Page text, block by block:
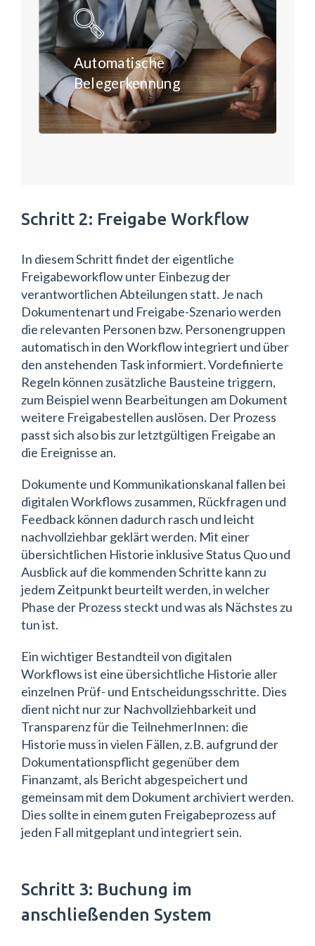
Automatische
Belegerkennung
ZUR SEITE
Schritt 2: Freigabe Workflow
In diesem Schritt findet der eigentliche
Freigabeworkflow unter Einbezug der
verantwortlichen Abteilungen statt. Je nach
Dokumentenart und Freigabe-Szenario werden
die relevanten Personen bzw. Personengruppen
automatisch in den Workflow integriert und über
den anstehenden Task informiert. Vordefinierte
Regeln können zusätzliche Bausteine triggern,
zum Beispiel wenn Bearbeitungen am Dokument
weitere Freigabestellen auslösen. Der Prozess
passt sich also bis zur letztgültigen Freigabe an
die Ereignisse an.
Dokumente und Kommunikationskanal fallen bei
digitalen Workflows zusammen, Rückfragen und
Feedback können dadurch rasch und leicht
nachvollziehbar geklärt werden. Mit einer
übersichtlichen Historie inklusive Status Quo und
Ausblick auf die kommenden Schritte kann zu
jedem Zeitpunkt beurteilt werden, in welcher
Phase der Prozess steckt und was als Nächstes zu
tun ist.
Ein wichtiger Bestandteil von digitalen
Workflows ist eine übersichtliche Historie aller
einzelnen Prüf- und Entscheidungsschritte. Dies
dient nicht nur zur Nachvollziehbarkeit und
Transparenz für die TeilnehmerInnen: die
Historie muss in vielen Fällen, z.B. aufgrund der
Dokumentationspflicht gegenüber dem
Finanzamt, als Bericht abgespeichert und
gemeinsam mit dem Dokument archiviert werden.
Dies sollte in einem guten Freigabeprozess auf
jeden Fall mitgeplant und integriert sein.
Schritt 3: Buchung im
anschließenden System